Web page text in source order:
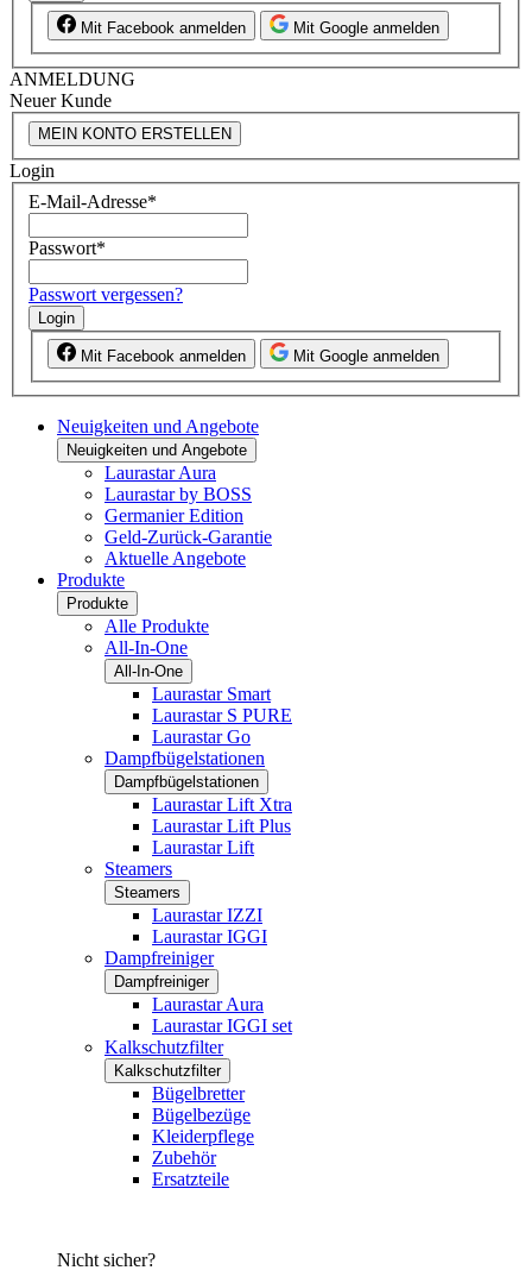
Mit Facebook anmelden Mit Google anmelden
ANMELDUNG
Neuer Kunde
MEIN KONTO ERSTELLEN
Login
E-Mail-Adresse*
Passwort*
Passwort vergessen?
Login
Mit Facebook anmelden Mit Google anmelden
Neuigkeiten und Angebote
Neuigkeiten und Angebote
Laurastar Aura
Laurastar by BOSS
Germanier Edition
Geld-Zurück-Garantie
Aktuelle Angebote
Produkte
Produkte
Alle Produkte
All-In-One
All-In-One
Laurastar Smart
Laurastar S PURE
Laurastar Go
Dampfbügelstationen
Dampfbügelstationen
Laurastar Lift Xtra
Laurastar Lift Plus
Laurastar Lift
Steamers
Steamers
Laurastar IZZI
Laurastar IGGI
Dampfreiniger
Dampfreiniger
Laurastar Aura
Laurastar IGGI set
Kalkschutzfilter
Kalkschutzfilter
Bügelbretter
Bügelbezüge
Kleiderpflege
Zubehör
Ersatzteile
Nicht sicher?